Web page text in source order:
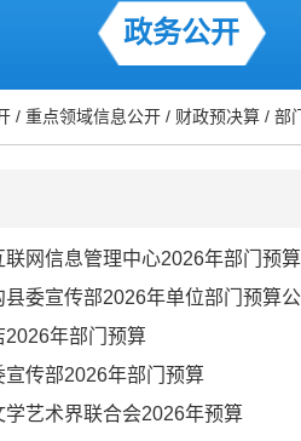
政务公开
/ 重点领域信息公开 / 财政预决算 / 部
网信息管理中心2026年部门预
委宣传部2026年单位部门预算
2026年部门预算
传部2026年部门预算
艺术界联合会2026年预算